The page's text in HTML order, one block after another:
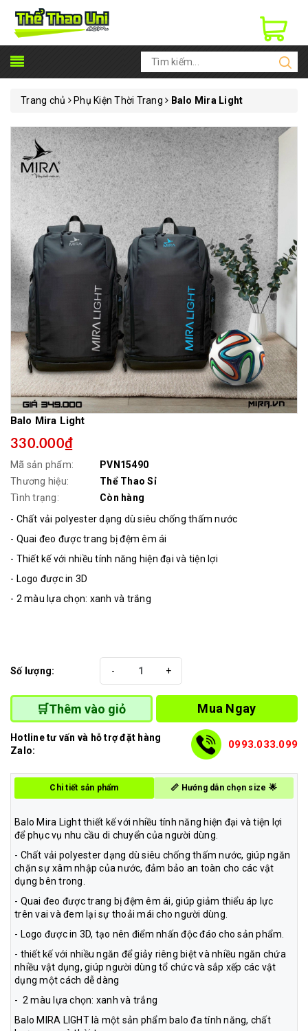
Trang chủ Phụ Kiện Thời Trang Balo Mira Light
Balo Mira Light
330.000₫
Mã sản phẩm:
PVN15490
Thương hiệu:
Thể Thao Sỉ
Tình trạng:
Còn hàng
- Chất vải polyester dạng dù siêu chống thấm nước
- Quai đeo được trang bị đệm êm ái
- Thiết kế với nhiều tính năng hiện đại và tiện lợi
- Logo được in 3D
- 2 màu lựa chọn: xanh và trắng
Số lượng: +
-
🛒Thêm vào giỏ Mua Ngay
Hotline tư vấn và hỗ trợ đặt hàng
Zalo:
0993.033.099
Chi tiết sản phẩm 📏 Hướng dẫn chọn size 🌟
Balo Mira Light thiết kế với nhiều tính năng hiện đại và tiện lợi
để phục vụ nhu cầu di chuyển của người dùng.
- Chất vải polyester dạng dù siêu chống thấm nước, giúp ngăn
chặn sự xâm nhập của nước, đảm bảo an toàn cho các vật
dụng bên trong.
- Quai đeo được trang bị đệm êm ái, giúp giảm thiểu áp lực
trên vai và đem lại sự thoải mái cho người dùng.
- Logo được in 3D, tạo nên điểm nhấn độc đáo cho sản phẩm.
- thiết kế với nhiều ngăn để giảy riêng biệt và nhiều ngăn chứa
nhiều vật dụng, giúp người dùng tổ chức và sắp xếp các vật
dụng một cách dễ dàng
- 2 màu lựa chọn: xanh và trắng
Balo MIRA LIGHT là một sản phẩm balo đa tính năng, chất